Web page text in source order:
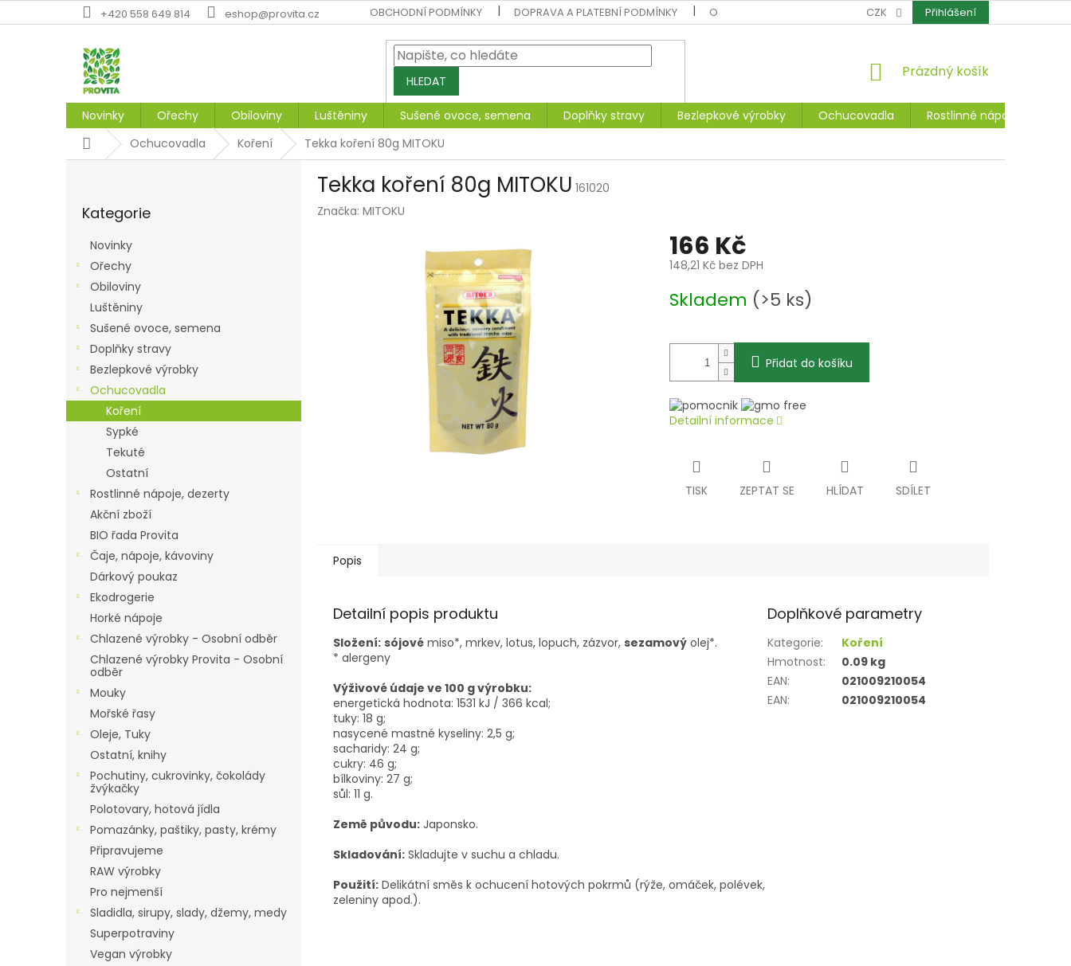
na
+420 558 649 814 eshop@provita.cz OBCHODNÍ PODMÍNKY DOPRAVA A PLATEBNÍ PODMÍNKY OCHRANA OSOBNÍCH ÚDAJŮ CERTIFIKÁTY
CZK Přihlášení
HLEDAT
NÁKUPNÍ
Prázdný košík
Novinky Ořechy Obiloviny Luštěniny Sušené ovoce, semena Doplňky stravy Bezlepkové výrobky Ochucovadla
Rostlinné nápoje, dezerty
DomůOchucovadla Koření Tekka koření 80g MITOKU
l
kategorie
Kategorie
Novinky
Ořechy
Obiloviny
Luštěniny
Sušené ovoce, semena
Doplňky stravy
Bezlepkové výrobky
Ochucovadla
Koření
Sypké
Tekuté
Ostatní
Rostlinné nápoje, dezerty
Akční zboží
BIO řada Provita
Čaje, nápoje, kávoviny
Dárkový poukaz
Ekodrogerie
Horké nápoje
Chlazené výrobky - Osobní odběr
Chlazené výrobky Provita - Osobní
odběr
Mouky
Mořské řasy
Oleje, Tuky
Ostatní, knihy
Pochutiny, cukrovinky, čokolády
žvýkačky
Polotovary, hotová jídla
Pomazánky, paštiky, pasty, krémy
Připravujeme
RAW výrobky
Pro nejmenší
Sladidla, sirupy, slady, džemy, medy
Superpotraviny
Vegan výrobky
Tekka koření 80g MITOKU 161020
Značka: MITOKU
166 Kč
148,21 Kč bez DPH
cena:
Skladem (>5 ks)
Přidat do košíku
Detailní informace
TISK ZEPTAT SE HLÍDAT SDÍLET
Popis
Detailní popis produktu
Složení: sójové miso*, mrkev, lotus, lopuch, zázvor, sezamový olej*.
* alergeny
Výživové údaje ve 100 g výrobku:
energetická hodnota: 1531 kJ / 366 kcal;
tuky: 18 g;
nasycené mastné kyseliny: 2,5 g;
sacharidy: 24 g;
cukry: 46 g;
bílkoviny: 27 g;
sůl: 11 g.
Země původu: Japonsko.
Skladování: Skladujte v suchu a chladu.
Použití: Delikátní směs k ochucení hotových pokrmů (rýže, omáček, polévek,
zeleniny apod.).
Doplňkové parametry
Kategorie:
Koření
Hmotnost:
0.09 kg
EAN:
021009210054
EAN: 021009210054